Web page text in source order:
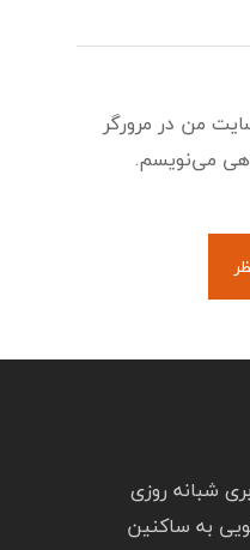
من در مرورگر
می‌نویسم.
شبانه روزی
به ساکنین